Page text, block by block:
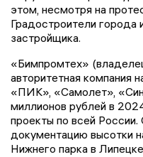
этом, несмотря на
Градостроители
застройщика.
«Бимпромтех»
авторитетная компания
«ПИК», «Самолет»,
миллионов рублей в
проекты по всей
документацию высотки
Нижнего парка в